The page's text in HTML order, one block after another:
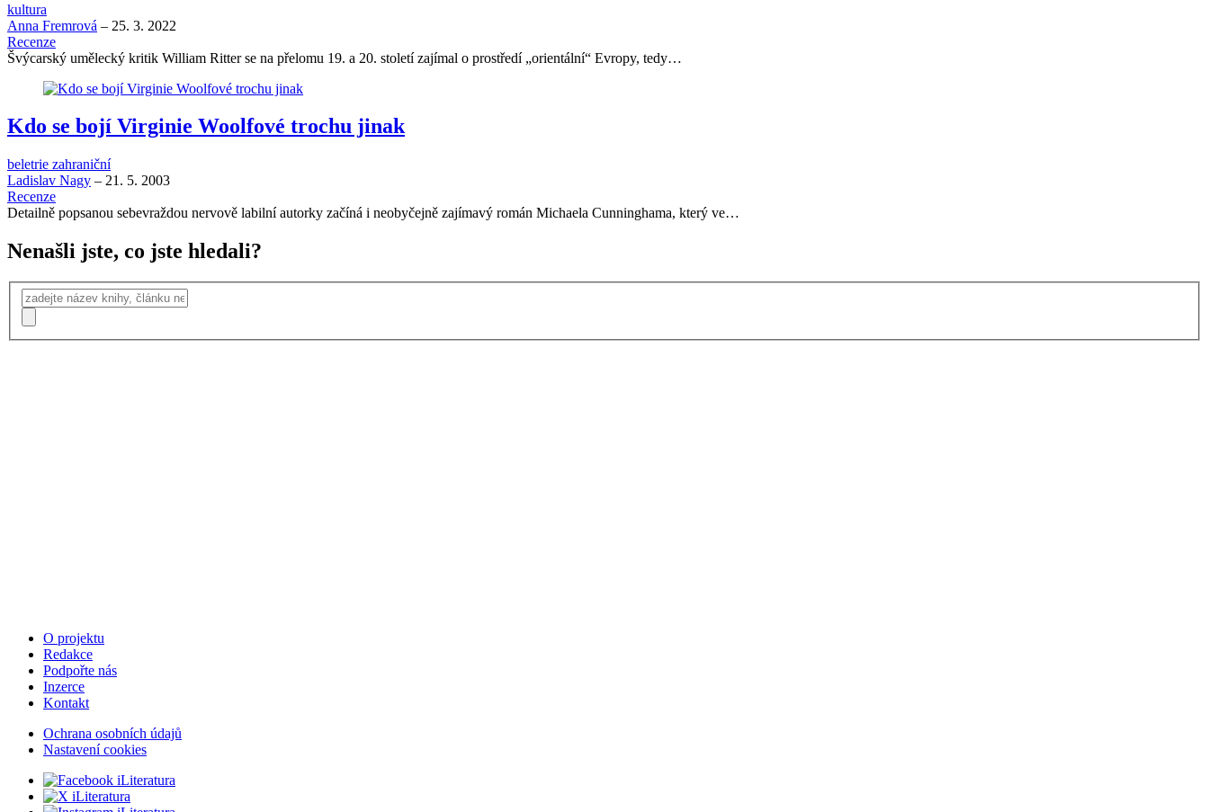
kultura
Anna Fremrová – 25. 3. 2022
Recenze
Švýcarský umělecký kritik William Ritter se na přelomu 19. a 20. století zajímal o prostředí „orientální“ Evropy, tedy…
Kdo se bojí Virginie Woolfové trochu jinak
beletrie zahraniční
Ladislav Nagy – 21. 5. 2003
Recenze
Detailně popsanou sebevraždou nervově labilní autorky začíná i neobyčejně zajímavý román Michaela Cunninghama, který ve…
Nenašli jste, co jste hledali?
O projektu
Redakce
Podpořte nás
Inzerce
Kontakt
Ochrana osobních údajů
Nastavení cookies